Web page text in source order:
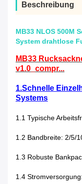
Beschreibung
MB33 NLOS 500M
System drahtlose
MB33
v1.0_compr...
1.Schnelle
Systems
1.1 Typische
1.2 Bandbreite: 2/5/
1.3 Robuste
1.4